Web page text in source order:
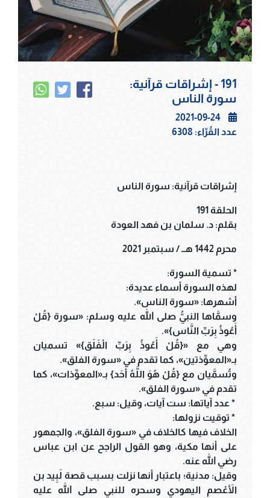
191 - إشراقات قرآنية:
سورة الناس
2021-09-24
عدد القُرّاء: 6308
إشراقات قرآنية: سورة الناس
الحلقة 191
بقلم: د. سلمان بن فهد العودة
محرم 1442 هــ / سبتمبر 2021
* تسمية السورة:
لهذه السورة أسماء عديدة:
أشهرها: «سورة الناس».
وسمَّاها النبيُّ صلى الله عليه وسلم: «سورة {قُلْ
أَعُوذُ بِرَبِّ النَّاس}».
وهي مع «{قُلْ أَعُوذُ بِرَبِّ الْفَلَق}» تسميان
بـ«المعوِّذتين»، كما تقدم في «سورة الفلق».
وتُسمَّيان مع {قُلْ هُوَ اللَّهُ أَحَد} بـ«المعوِّذات»، كما
تقدم في «سورة الفلق».
* عدد آياتها: ست آيات، وقيل: سبع.
* توقيت نزولها:
الخلاف فيها كالخلاف في «سورة الفلق»، والجمهور
على أنها مكية، وهو القول الراجح عن ابن عباس
رضي الله عنه.
وقيل: مدنية؛ باعتبار أنها نزلت بسبب قصة لَبِيد بن
الأَعْصم اليهودي وسحره للنبي صلى الله عليه